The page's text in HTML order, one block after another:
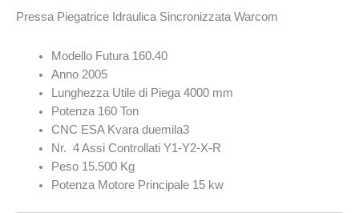
Pressa Piegatrice Idraulica Sincronizzata Warcom
Modello Futura 160.40
Anno 2005
Lunghezza Utile di Piega 4000 mm
Potenza 160 Ton
CNC ESA Kvara duemila3
Nr. 4 Assi Controllati Y1-Y2-X-R
Peso 15.500 Kg
Potenza Motore Principale 15 kw